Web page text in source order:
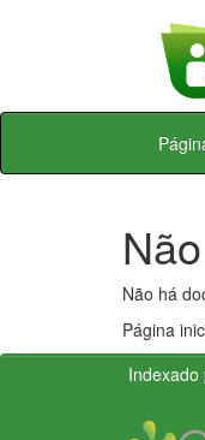
Skip
Não há
Página
Indexado